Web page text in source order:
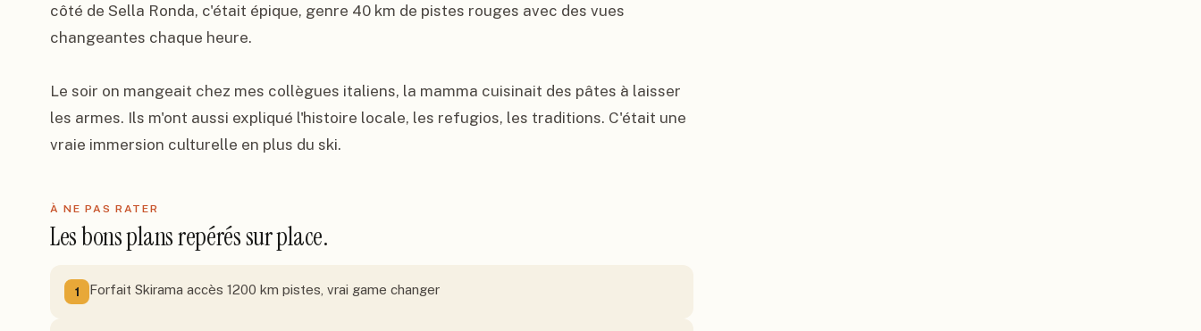
côté de Sella Ronda, c'était épique, genre 40 km de pistes rouges avec des vues
changeantes chaque heure.
Le soir on mangeait chez mes collègues italiens, la mamma cuisinait des pâtes à laisser
les armes. Ils m'ont aussi expliqué l'histoire locale, les refugios, les traditions. C'était une
vraie immersion culturelle en plus du ski.
À NE PAS RATER
Les bons plans repérés sur place.
1 Forfait Skirama accès 1200 km pistes, vrai game changer